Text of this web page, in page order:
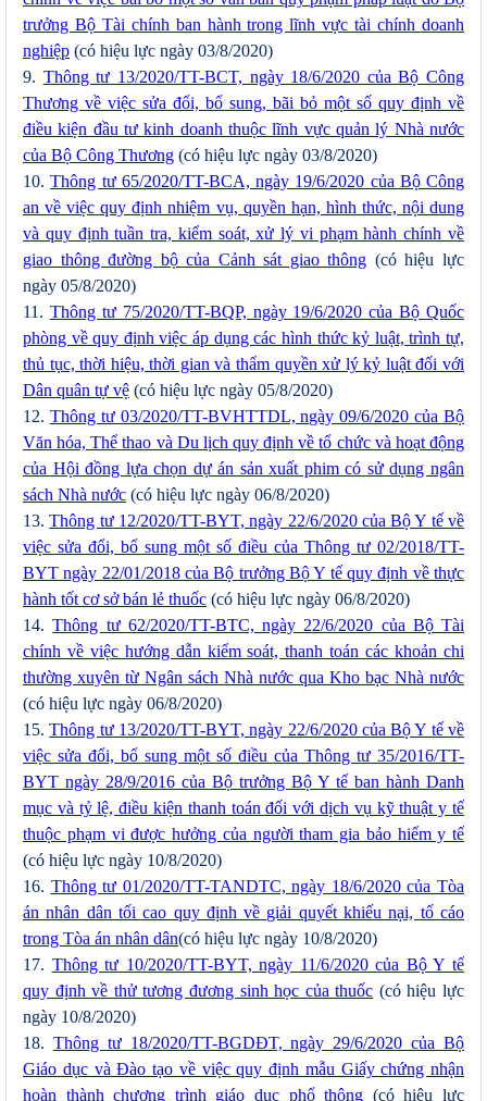
trưởng Bộ Tài chính ban hành trong lĩnh vực tài chính doanh
nghiệp (có hiệu lực ngày 03/8/2020)
9. Thông tư 13/2020/TT-BCT, ngày 18/6/2020 của Bộ Công
Thương về việc sửa đổi, bổ sung, bãi bỏ một số quy định về
điều kiện đầu tư kinh doanh thuộc lĩnh vực quản lý Nhà nước
của Bộ Công Thương (có hiệu lực ngày 03/8/2020)
10.Thông tư 65/2020/TT-BCA, ngày 19/6/2020 của Bộ Công
an về việc quy định nhiệm vụ, quyền hạn, hình thức, nội dung
và quy định tuần tra, kiểm soát, xử lý vi phạm hành chính về
giao thông đường bộ của Cảnh sát giao thông (có hiệu lực
ngày 05/8/2020)
11. Thông tư 75/2020/TT-BQP, ngày 19/6/2020 của Bộ Quốc
phòng về quy định việc áp dụng các hình thức kỷ luật, trình tự,
thủ tục, thời hiệu, thời gian và thẩm quyền xử lý kỷ luật đối với
Dân quân tự vệ (có hiệu lực ngày 05/8/2020)
12. Thông tư 03/2020/TT-BVHTTDL, ngày 09/6/2020 của Bộ
Văn hóa, Thể thao và Du lịch quy định về tổ chức và hoạt động
của Hội đồng lựa chọn dự án sản xuất phim có sử dụng ngân
sách Nhà nước (có hiệu lực ngày 06/8/2020)
13.Thông tư 12/2020/TT-BYT, ngày 22/6/2020 của Bộ Y tế về
việc sửa đổi, bổ sung một số điều của Thông tư 02/2018/TT-
BYT ngày 22/01/2018 của Bộ trưởng Bộ Y tế quy định về thực
hành tốt cơ sở bán lẻ thuốc (có hiệu lực ngày 06/8/2020)
14.Thông tư 62/2020/TT-BTC, ngày 22/6/2020 của Bộ Tài
chính về việc hướng dẫn kiểm soát, thanh toán các khoản chi
thường xuyên từ Ngân sách Nhà nước qua Kho bạc Nhà nước
(có hiệu lực ngày 06/8/2020)
15.Thông tư 13/2020/TT-BYT, ngày 22/6/2020 của Bộ Y tế về
việc sửa đổi, bổ sung một số điều của Thông tư 35/2016/TT-
BYT ngày 28/9/2016 của Bộ trưởng Bộ Y tế ban hành Danh
mục và tỷ lệ, điều kiện thanh toán đối với dịch vụ kỹ thuật y tế
thuộc phạm vi được hưởng của người tham gia bảo hiểm y tế
(có hiệu lực ngày 10/8/2020)
16. Thông tư 01/2020/TT-TANDTC, ngày 18/6/2020 của Tòa
án nhân dân tối cao quy định về giải quyết khiếu nại, tố cáo
trong Tòa án nhân dân(có hiệu lực ngày 10/8/2020)
17. Thông tư 10/2020/TT-BYT, ngày 11/6/2020 của Bộ Y tế
quy định về thử tương đương sinh học của thuốc (có hiệu lực
ngày 10/8/2020)
18. Thông tư 18/2020/TT-BGDĐT, ngày 29/6/2020 của Bộ
Giáo dục và Đào tạo về việc quy định mẫu Giấy chứng nhận
hoàn thành chương trình giáo dục phổ thông (có hiệu lực